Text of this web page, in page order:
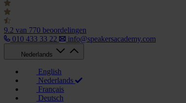
9.2 van 770 beoordelingen
010 433 33 22
info@speakersacademy.com
Nederlands
English
Nederlands
Français
Deutsch